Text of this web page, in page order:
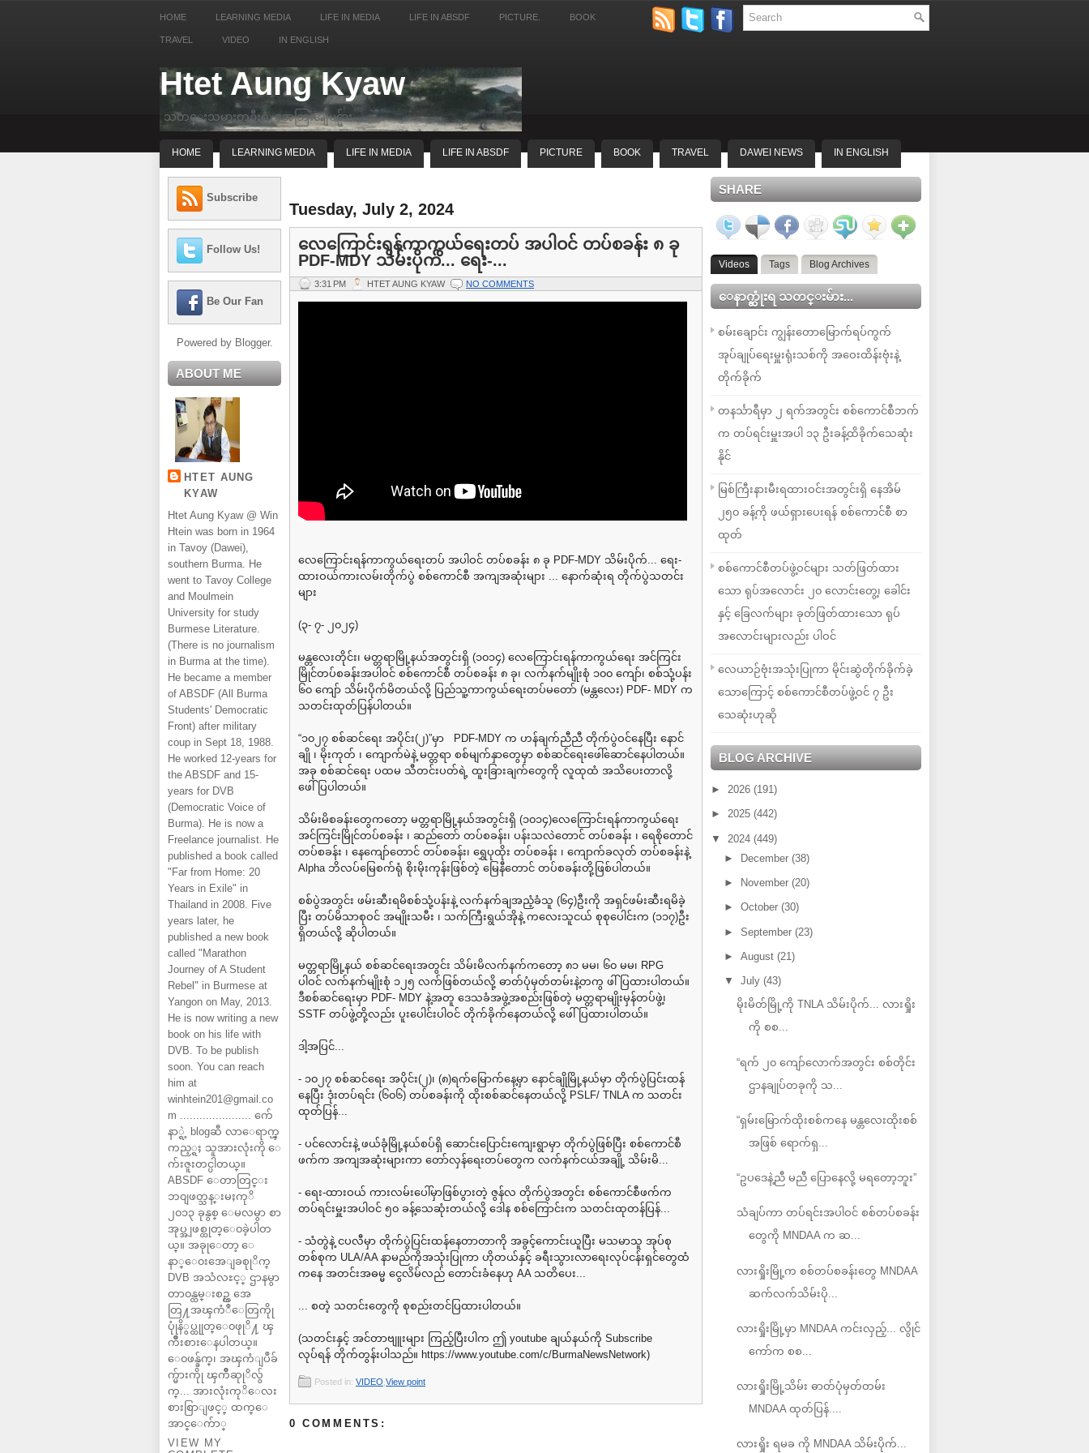
HOME LEARNING MEDIA LIFE IN MEDIA LIFE IN ABSDF PICTURE. BOOK
TRAVEL VIDEO IN ENGLISH
Htet Aung Kyaw
သတင္းသမားတဦးရဲ့ အေတြးအျမင္မ်ား
HOME LEARNING MEDIA LIFE IN MEDIA LIFE IN ABSDF PICTURE BOOK TRAVEL DAWEI NEWS IN ENGLISH
Subscribe
Follow Us!
Be Our Fan
Powered by Blogger.
ABOUT ME
HTET AUNG
KYAW
Htet Aung Kyaw @ Win
Htein was born in 1964
in Tavoy (Dawei),
southern Burma. He
went to Tavoy College
and Moulmein
University for study
Burmese Literature.
(There is no journalism
in Burma at the time).
He became a member
of ABSDF (All Burma
Students' Democratic
Front) after military
coup in Sept 18, 1988.
He worked 12-years for
the ABSDF and 15-
years for DVB
(Democratic Voice of
Burma). He is now a
Freelance journalist. He
published a book called
"Far from Home: 20
Years in Exile" in
Thailand in 2008. Five
years later, he
published a new book
called "Marathon
Journey of A Student
Rebel" in Burmese at
Yangon on May, 2013.
He is now writing a new
book on his life with
DVB. To be publish
soon. You can reach
him at
winhtein201@gmail.co
m ...................... က်ေ
နာ္ရဲ့ blogဆီ လာေရာက္ၾ
ကည့္ရႈ သူအားလုံးကို ေ
က်းဇူးတင္ပါတယ္။
ABSDF ေတာတြင္း
ဘ၀ျဖတ္သန္းမႈကုိ
၂၀၁၃ ခုနွစ္ ေမလမွာ စာ
အုပ္အျဖစ္ထုတ္ေ၀ခဲ့ပါတ
ယ္။ အခုုေတာ့ ေ
နာ္ေ၀းအေျခစုုိက္
DVB အသံလႊင့္ ဌာနမွာ
တာ၀န္ထမ္းစဥ္က အေ
တြ႔အၾကံဳေတြကိုု
ပုုံနိွပ္ထုုတ္ေ၀ဖုုိ႔ ၾ
ကိဳးစားေနပါတယ္။
ေ၀ဖန္ခ်က္၊ အၾကံျပဳခ်
က္မ်ားကိုု ၾကိဳဆုုိလ်ွ
က္... အားလုံးကုိေလး
စားစြာျဖင့္ ထက္ေ
အာင္ေက်ာ္
VIEW MY
Tuesday, July 2, 2024
လေကြောင်းရန်ကာကွယ်ရေးတပ် အပါဝင် တပ်စခန်း ၈ ခု
PDF-MDY သိမ်းပိုက်... ရေး-...
3:31 PM HTET AUNG KYAW NO COMMENTS
လေကြောင်းရန်ကာကွယ်ရေးတပ် အပါဝင် တပ်စခန်း ၈ ခု PDF-MDY သိမ်းပိုက်... ရေး-
ထားဝယ်ကားလမ်းတိုက်ပွဲ စစ်ကောင်စီ အကျအဆုံးများ ... နောက်ဆုံးရ တိုက်ပွဲသတင်း
များ
(၃- ၇- ၂၀၂၄)
မန္တလေးတိုင်း၊ မတ္တရာမြို့နယ်အတွင်းရှိ (၁၀၁၄) လေကြောင်းရန်ကာကွယ်ရေး အင်ကြင်း
မြိုင်တပ်စခန်းအပါဝင် စစ်ကောင်စီ တပ်စခန်း ၈ ခု၊ လက်နက်မျိုးစုံ ၁၀၀ ကျော်၊ စစ်သုံ့ပန်း
၆၀ ကျော် သိမ်းပိုက်မိတယ်လို့ ပြည်သူ့ကာကွယ်ရေးတပ်မတော် (မန္တလေး) PDF- MDY က
သတင်းထုတ်ပြန်ပါတယ်။
“၁၀၂၇ စစ်ဆင်ရေး အပိုင်း(၂)”မှာ PDF-MDY က ဟန်ချက်ညီညီ တိုက်ပွဲဝင်နေပြီး နောင်
ချို ၊ မိုးကုတ် ၊ ကျောက်မဲနဲ့ မတ္တရာ စစ်မျက်နှာတွေမှာ စစ်ဆင်ရေးဖေါ်ဆောင်နေပါတယ်။
အခု စစ်ဆင်ရေး ပထမ သီတင်းပတ်ရဲ့ ထူးခြားချက်တွေကို လူထုထံ အသိပေးတာလို့
ဖေါ်ပြပါတယ်။
သိမ်းမိစခန်းတွေကတော့ မတ္တရာမြို့နယ်အတွင်းရှိ (၁၀၁၄)လေကြောင်းရန်ကာကွယ်ရေး
အင်ကြင်းမြိုင်တပ်စခန်း ၊ ဆည်တော် တပ်စခန်း၊ ပန်းသလဲတောင် တပ်စခန်း ၊ ရေစိုတောင်
တပ်စခန်း ၊ နေကျော်တောင် တပ်စခန်း၊ ရွှေပုထိုး တပ်စခန်း ၊ ကျောက်ခလုတ် တပ်စခန်းနဲ့
Alpha ဘိလပ်မြေစက်ရုံ စိုးမိုးကုန်းဖြစ်တဲ့ မြေနီတောင် တပ်စခန်းတို့ဖြစ်ပါတယ်။
စစ်ပွဲအတွင်း ဖမ်းဆီးရမိစစ်သုံ့ပန်းနဲ့ လက်နက်ချအညံ့ခံသူ (၆၄)ဦးကို အရှင်ဖမ်းဆီးရမိခဲ့
ပြီး တပ်မိသာစုဝင် အမျိုးသမီး ၊ သက်ကြီးရွယ်အိုနဲ့ ကလေးသူငယ် စုစုပေါင်းက (၁၁၇)ဦး
ရှိတယ်လို့ ဆိုပါတယ်။
မတ္တရာမြို့နယ် စစ်ဆင်ရေးအတွင်း သိမ်းမိလက်နက်ကတော့ ၈၁ မမ၊ ၆၀ မမ၊ RPG
ပါဝင် လက်နက်မျိုးစုံ ၁၂၅ လက်ဖြစ်တယ်လို့ ဓာတ်ပုံမှတ်တမ်းနဲ့တကွ ဖါ်ပြထားပါတယ်။
ဒီစစ်ဆင်ရေးမှာ PDF- MDY နဲ့အတူ ဒေသခံအဖွဲ့အစည်းဖြစ်တဲ့ မတ္တရာမျိုးမှန်တပ်ဖွဲ့၊
SSTF တပ်ဖွဲ့တို့လည်း ပူးပေါင်းပါဝင် တိုက်ခိုက်နေတယ်လို့ ဖေါ်ပြထားပါတယ်။
ဒါ့အပြင်...
- ၁၀၂၇ စစ်ဆင်ရေး အပိုင်း(၂)၊ (၈)ရက်မြောက်နေ့မှာ နောင်ချိုမြို့နယ်မှာ တိုက်ပွဲပြင်းထန်
နေပြီး ဒုံးတပ်ရင်း (၆၀၆) တပ်စခန်းကို ထိုးစစ်ဆင်နေတယ်လို့ PSLF/ TNLA က သတင်း
ထုတ်ပြန်...
- ပင်လောင်းနဲ့ ဖယ်ခုံမြို့နယ်စပ်ရှိ ဆောင်းပြောင်းကျေးရွာမှာ တိုက်ပွဲဖြစ်ပြီး စစ်ကောင်စီ
ဖက်က အကျအဆုံးများကာ တော်လှန်ရေးတပ်တွေက လက်နက်ငယ်အချို့ သိမ်းမိ...
- ရေး-ထားဝယ် ကားလမ်းပေါ်မှာဖြစ်ပွားတဲ့ ဇွန်လ တိုက်ပွဲအတွင်း စစ်ကောင်စီဖက်က
တပ်ရင်းမှူးအပါဝင် ၅၀ ခန့်သေဆုံးတယ်လို့ ဒေါန စစ်ကြောင်းက သတင်းထုတန်ပြန်...
- သံတွဲနဲ့ ငပလီမှာ တိုက်ပွဲပြင်းထန်နေတာတာကို အခွင့်ကောင်းယူပြီး မသမာသူ အုပ်စု
တစ်စုက ULA/AA နာမည်ကိုအသုံးပြုကာ ဟိုတယ်နှင့် ခရီးသွားလာရေးလုပ်ငန်းရှင်တွေထံ
ကနေ အတင်းအဓမ္မ ငွေလိမ်လည် တောင်းခံနေဟု AA သတိပေး...
... စတဲ့ သတင်းတွေကို စုစည်းတင်ပြထားပါတယ်။
(သတင်းနှင့် အင်တာဗျူးများ ကြည့်ပြီးပါက ဤ youtube ချယ်နယ်ကို Subscribe
လုပ်ရန် တိုက်တွန်းပါသည်။ https://www.youtube.com/c/BurmaNewsNetwork)
Posted in: VIDEO View point
0 COMMENTS:
SHARE
Videos Tags Blog Archives
ေနာက္ဆုံးရ သတင္းမ်ား...
စမ်းချောင်း ကျွန်းတောမြောက်ရပ်ကွက်
အုပ်ချုပ်ရေးမှူးရုံးသစ်ကို အဝေးထိန်းဗုံးနဲ့
တိုက်ခိုက်
တနင်္သာရီမှာ ၂ ရက်အတွင်း စစ်ကောင်စီဘက်
က တပ်ရင်းမှူးအပါ ၁၃ ဦးခန့်ထိခိုက်သေဆုံး
နိုင်
မြစ်ကြီးနားမီးရထားဝင်းအတွင်းရှိ နေအိမ်
၂၅၀ ခန့်ကို ဖယ်ရှားပေးရန် စစ်ကောင်စီ စာ
ထုတ်
စစ်ကောင်စီတပ်ဖွဲ့ဝင်များ သတ်ဖြတ်ထား
သော ရုပ်အလောင်း ၂၀ လောင်းတွေ့၊ ခေါင်း
နှင့် ခြေလက်များ ခုတ်ဖြတ်ထားသော ရုပ်
အလောင်းများလည်း ပါဝင်
လေယာဉ်ဗုံးအသုံးပြုကာ မိုင်းဆွဲတိုက်ခိုက်ခဲ့
သောကြောင့် စစ်ကောင်စီတပ်ဖွဲ့ဝင် ၇ ဦး
သေဆုံးဟုဆို
BLOG ARCHIVE
► 2026 (191)
► 2025 (442)
▼ 2024 (449)
►
December (38)
► November (20)
► October (30)
► September (23)
► August (21)
▼ July (43)
မိုးမိတ်မြို့ကို TNLA သိမ်းပိုက်... လားရှိုး
ကို စစ...
“ရက် ၂၀ ကျော်လောက်အတွင်း စစ်တိုင်း
ဌာနချုပ်တခုကို သ...
“ရှမ်းမြောက်ထိုးစစ်ကနေ မန္တလေးထိုးစစ်
အဖြစ် ရောက်ရှ...
“ဥပဒေနဲ့ညီ မညီ ပြောနေလို့ မရတော့ဘူး”
သံချပ်ကာ တပ်ရင်းအပါဝင် စစ်တပ်စခန်း
တွေကို MNDAA က ဆ...
လားရှိုးမြို့က စစ်တပ်စခန်းတွေ MNDAA
ဆက်လက်သိမ်းပို...
လားရှိုးမြို့မှာ MNDAA ကင်းလှည့်... လွိုင်
ကော်က စစ...
လားရှိုးမြို့သိမ်း ဓာတ်ပုံမှတ်တမ်း
MNDAA ထုတ်ပြန်....
လားရှိုး ရမခ ကို MNDAA သိမ်းပိုက်...